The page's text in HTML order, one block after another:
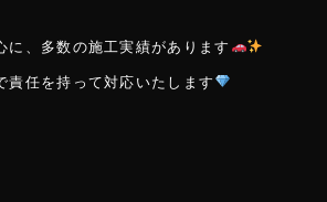
、多数の施工実績があります
責任を持って対応いたします